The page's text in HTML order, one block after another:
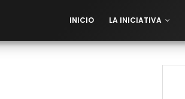
INICIO LA INICIATIVA